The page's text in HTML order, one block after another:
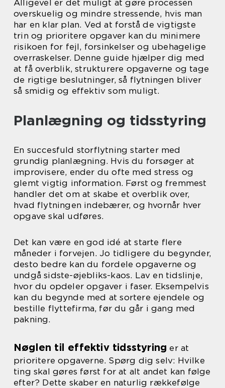
Alligevel er det muligt at gøre processen
overskuelig og mindre stressende, hvis man
har en klar plan. Ved at forstå de vigtigste
trin og prioritere opgaver kan du minimere
risikoen for fejl, forsinkelser og ubehagelige
overraskelser. Denne guide hjælper dig med
at få overblik, strukturere opgaverne og tage
de rigtige beslutninger, så flytningen bliver
så smidig og effektiv som muligt.
Planlægning og tidsstyring
En succesfuld storflytning starter med
grundig planlægning. Hvis du forsøger at
improvisere, ender du ofte med stress og
glemt vigtig information. Først og fremmest
handler det om at skabe et overblik over,
hvad flytningen indebærer, og hvornår hver
opgave skal udføres.
Det kan være en god idé at starte flere
måneder i forvejen. Jo tidligere du begynder,
desto bedre kan du fordele opgaverne og
undgå sidste-øjebliks-kaos. Lav en tidslinje,
hvor du opdeler opgaver i faser. Eksempelvis
kan du begynde med at sortere ejendele og
bestille flyttefirma, før du går i gang med
pakning.
Nøglen til effektiv tidsstyring er at
prioritere opgaverne. Spørg dig selv: Hvilke
ting skal gøres først for at alt andet kan følge
efter? Dette skaber en naturlig rækkefølge